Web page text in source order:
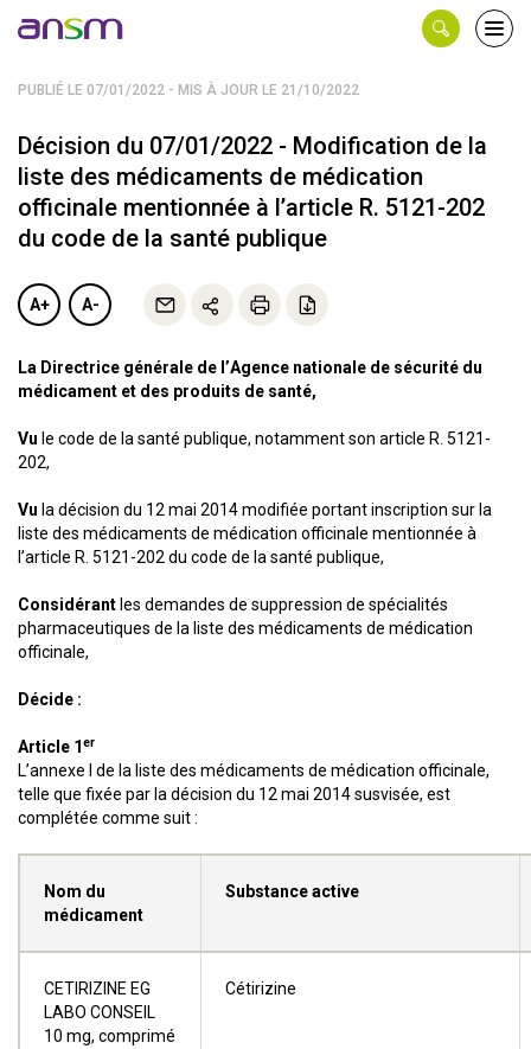
PUBLIÉ LE 07/01/2022 - MIS À JOUR LE 21/10/2022
Décision du 07/01/2022 - Modification de la
liste des médicaments de médication
officinale mentionnée à l’article R. 5121-202
du code de la santé publique
A+ A-
La Directrice générale de l’Agence nationale de sécurité du
médicament et des produits de santé,
Vu le code de la santé publique, notamment son article R. 5121-
202,
Vu la décision du 12 mai 2014 modifiée portant inscription sur la
liste des médicaments de médication officinale mentionnée à
l’article R. 5121-202 du code de la santé publique,
Considérant les demandes de suppression de spécialités
pharmaceutiques de la liste des médicaments de médication
officinale,
Décide :
Article 1er
L’annexe I de la liste des médicaments de médication officinale,
telle que fixée par la décision du 12 mai 2014 susvisée, est
complétée comme suit :
Nom du
médicament
Substance active
CETIRIZINE EG
LABO CONSEIL
10 mg, comprimé
Cétirizine